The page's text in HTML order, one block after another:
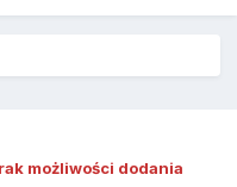
możliwości dodania